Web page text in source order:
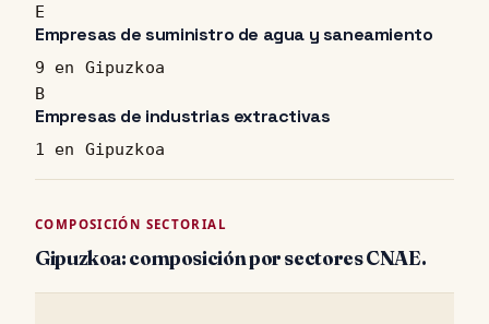
E
Empresas de suministro de agua y saneamiento
9 en Gipuzkoa
B
Empresas de industrias extractivas
1 en Gipuzkoa
COMPOSICIÓN SECTORIAL
Gipuzkoa: composición por sectores CNAE.